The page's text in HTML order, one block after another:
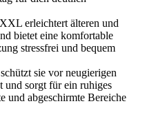
erleichtert älteren und
bietet eine komfortable
stressfrei und bequem
sie vor neugierigen
und sorgt für ein ruhiges
und abgeschirmte Bereiche